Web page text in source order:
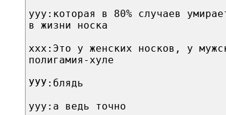
ууу:которая в 80% случаев
в жизни носка
ххх:Это у женских носков, у
полигамия-хуле
УУУ:блядь
ууу:а ведь точно